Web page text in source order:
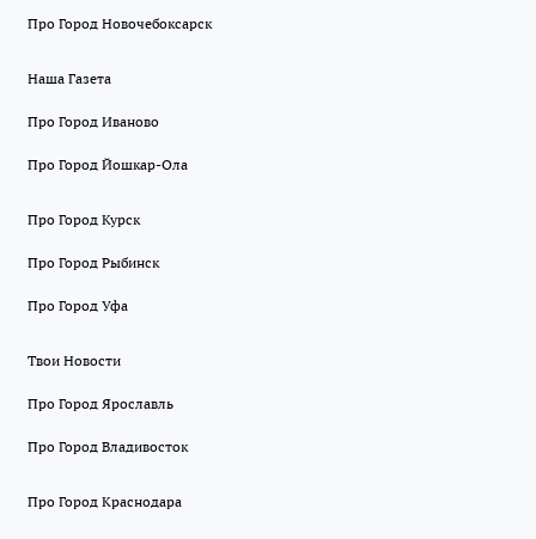
Про Город Новочебоксарск
Наша Газета
Про Город Иваново
Про Город Йошкар-Ола
Про Город Курск
Про Город Рыбинск
Про Город Уфа
Твои Новости
Про Город Ярославль
Про Город Владивосток
Про Город Краснодара